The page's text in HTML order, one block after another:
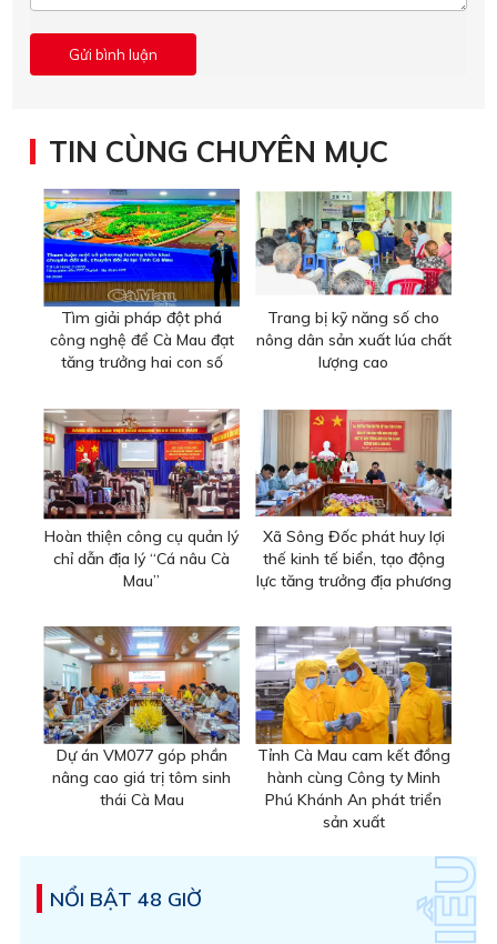
TIN CÙNG CHUYÊN MỤC
Tìm giải pháp đột phá
công nghệ để Cà Mau đạt
tăng trưởng hai con số
Trang bị kỹ năng số cho
nông dân sản xuất lúa chất
lượng cao
Hoàn thiện công cụ quản lý
chỉ dẫn địa lý “Cá nâu Cà
Mau”
Xã Sông Đốc phát huy lợi
thế kinh tế biển, tạo động
lực tăng trưởng địa phương
Dự án VM077 góp phần
nâng cao giá trị tôm sinh
thái Cà Mau
Tỉnh Cà Mau cam kết đồng
hành cùng Công ty Minh
Phú Khánh An phát triển
sản xuất
NỔI BẬT 48 GIỜ